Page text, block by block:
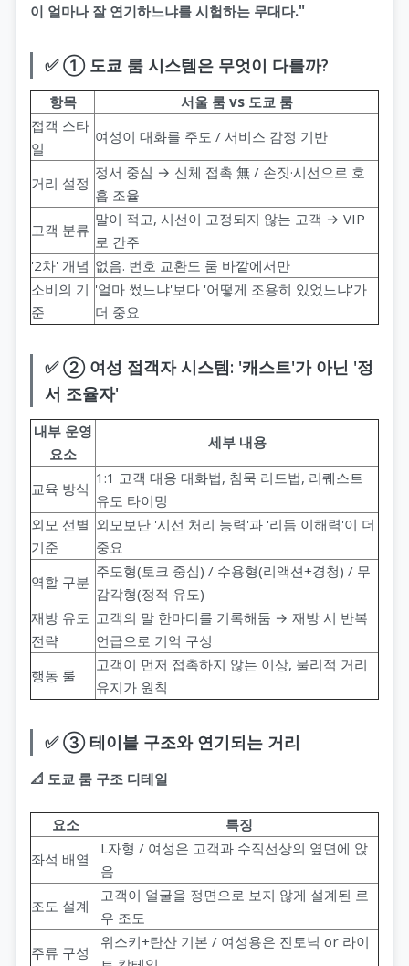
이 얼마나 잘 연기하느냐를 시험하는 무대다."
✅ ① 도쿄 룸 시스템은 무엇이 다를까?
항목
서울 룸 vs 도쿄 룸
접객 스타
일
여성이 대화를 주도 / 서비스 감정 기반
거리 설정
정서 중심 → 신체 접촉 無 / 손짓·시선으로 호
흡 조율
고객 분류
말이 적고, 시선이 고정되지 않는 고객 → VIP
로 간주
'2차' 개념 없음. 번호 교환도 룸 바깥에서만
소비의 기
준
'얼마 썼느냐'보다 '어떻게 조용히 있었느냐'가
더 중요
✅ ② 여성 접객자 시스템: '캐스트'가 아닌 '정
서 조율자'
내부 운영
요소
세부 내용
교육 방식
1:1 고객 대응 대화법, 침묵 리드법, 리퀘스트
유도 타이밍
외모 선별
기준
외모보단 '시선 처리 능력'과 '리듬 이해력'이 더
중요
역할 구분
주도형(토크 중심) / 수용형(리액션+경청) / 무
감각형(정적 유도)
재방 유도
전략
고객의 말 한마디를 기록해둠 → 재방 시 반복
언급으로 기억 구성
행동 룰
고객이 먼저 접촉하지 않는 이상, 물리적 거리
유지가 원칙
✅ ③ 테이블 구조와 연기되는 거리
📐 도쿄 룸 구조 디테일
요소
특징
좌석 배열
L자형 / 여성은 고객과 수직선상의 옆면에 앉
음
조도 설계
고객이 얼굴을 정면으로 보지 않게 설계된 로
우 조도
주류 구성
위스키+탄산 기본 / 여성용은 진토닉 or 라이